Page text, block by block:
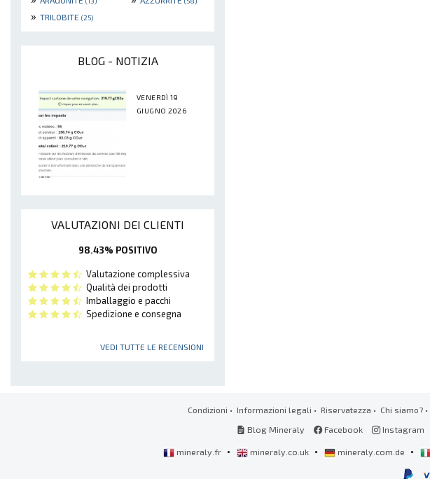
» TRILOBITE (25)
BLOG - NOTIZIA
VENERDÌ 19
GIUGNO 2026
VALUTAZIONI DEI CLIENTI
98.43% POSITIVO
Valutazione complessiva
Qualità dei prodotti
Imballaggio e pacchi
Spedizione e consegna
VEDI TUTTE LE RECENSIONI
Condizioni • Informazioni legali • Riservatezza • Chi siamo? •
Blog Mineraly
Facebook Instagram
mineraly.fr • mineraly.co.uk • mineraly.com.de •